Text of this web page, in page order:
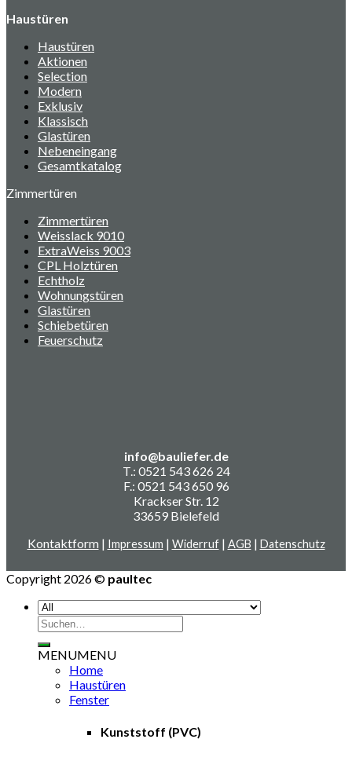
Haustüren
Haustüren
Aktionen
Selection
Modern
Exklusiv
Klassisch
Glastüren
Nebeneingang
Gesamtkatalog
Zimmertüren
Zimmertüren
Weisslack 9010
ExtraWeiss 9003
CPL Holztüren
Echtholz
Wohnungstüren
Glastüren
Schiebetüren
Feuerschutz
info@bauliefer.de
T.: 0521 543 626 24
F.: 0521 543 650 96
Krackser Str. 12
33659 Bielefeld
Kontaktform | Impressum | Widerruf| AGB | Datenschutz
Copyright 2026 © paultec
Suchen
nach:
MENUMENU
Home
Haustüren
Fenster
Kunststoff (PVC)